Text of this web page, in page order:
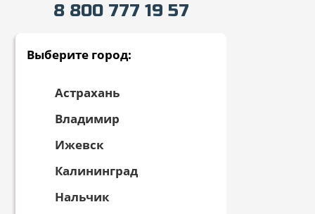
8 800 777 19 57
Выберите город:
Астрахань
Владимир
Ижевск
Калининград
Нальчик